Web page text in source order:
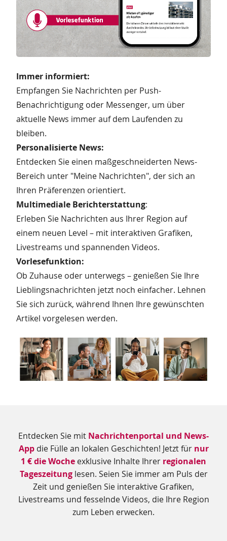
Immer informiert:
Empfangen Sie Nachrichten per Push-
Benachrichtigung oder Messenger, um über
aktuelle News immer auf dem Laufenden zu
bleiben.
Personalisierte News:
Entdecken Sie einen maßgeschneiderten News-
Bereich unter "Meine Nachrichten", der sich an
Ihren Präferenzen orientiert.
Multimediale Berichterstattung:
Erleben Sie Nachrichten aus Ihrer Region auf
einem neuen Level – mit interaktiven Grafiken,
Livestreams und spannenden Videos.
Vorlesefunktion:
Ob Zuhause oder unterwegs – genießen Sie Ihre
Lieblingsnachrichten jetzt noch einfacher. Lehnen
Sie sich zurück, während Ihnen Ihre gewünschten
Artikel vorgelesen werden.
Zusätzliche
Informationen
Entdecken Sie mit Nachrichtenportal und News-
Appdie Fülle an lokalen Geschichten! Jetzt fürnur
1 € die Woche exklusive Inhalte Ihrer regionalen
Tageszeitunglesen. Seien Sie immer am Puls der
Zeit und genießen Sie interaktive Grafiken,
Livestreams und fesselnde Videos, die Ihre Region
zum Leben erwecken.